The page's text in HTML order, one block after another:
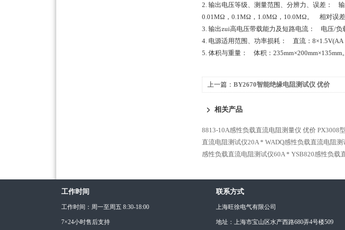
2. 输出电压等级、测量范围、分辨力、误差：
0.01MΩ，0.1MΩ，1.0MΩ，10.0MΩ。 相对
3. 输出zui高电压带载能力及短路电流： 电压/
4. 电源适用范围、功率损耗： 直流：
5. 体积与重量： 体积：235mm×200mm×135mm
上一篇： BY2670智能绝缘电阻测试仪 优价
相关产品
8813-10A感性负载直流电阻测量仪 优价 PX3008
直流电阻测试仪20A * WADQ感性负载直流电阻测
感性负载直流电阻测试仪60A * YSB820感性负载
工作时间
工作时间：周一至周五 8:30-18:00
7×24小时售后支持
联系方式
上海旺徐电气有限公司
地址：上海市宝山区水产西路680弄4号楼509